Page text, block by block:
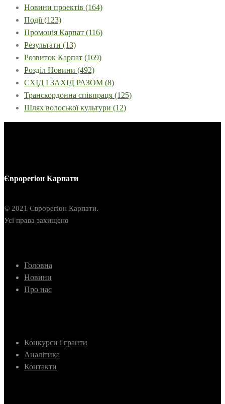
Новини проектів (164)
Події(123)
Промоція Карпат (116)
Результати (13)
Розвиток Карпат (169)
Розділ Новини (492)
СХІД І ЗАХІД РАЗОМ (8)
Транскордонна співпраця (125)
Шлях волоської культури (12)
Єврорегіон Карпати
© 2021 Єврорегіон Карпати.
Усі права захищено
Головна
Новини
Про нас
Конкурси і гранти
Аналітика
Контакти